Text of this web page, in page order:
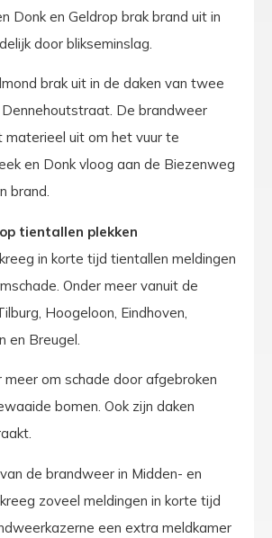
Donk en Geldrop brak brand uit in
door blikseminslag.
brak uit in de daken van twee
De brandweer
uit om het vuur te
en Donk vloog aan de Biezenweg
brand.
tientallen plekken
in korte tijd tientallen meldingen
Onder meer vanuit de
Hoogeloon, Eindhoven,
en Breugel.
om schade door afgebroken
bomen. Ook zijn daken
de brandweer in Midden- en
zoveel meldingen in korte tijd
een extra meldkamer